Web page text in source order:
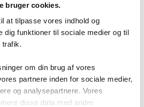
bruger cookies.
at tilpasse vores indhold og
dig funktioner til sociale medier og til
om din brug af vores
partnere inden for sociale medier,
og analysepartnere. Vores
disse data med andre